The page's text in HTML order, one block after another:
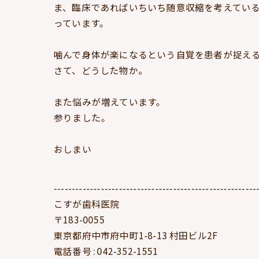
ま、臨床であればいちいち随意収縮を考えてい
っています。
噛んで身体が楽になるという自覚を患者が捉え
さて、どうした物か。
また悩みが増えています。
参りました。
おしまい
こすが歯科医院
〒183-0055
東京都府中市府中町1-8-13 村田ビル2F
電話番号 : 042-352-1551